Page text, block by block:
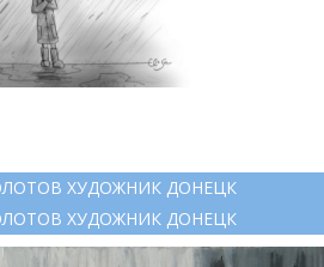
ХУДОЖНИК ДОНЕЦК
ХУДОЖНИК ДОНЕЦК